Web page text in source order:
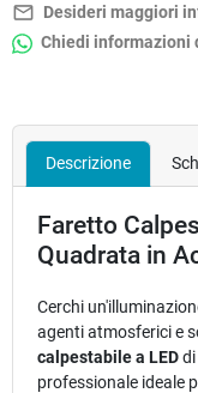
mail_outline Desideri maggiori
Chiedi informazioni
Descrizione
Faretto
Quadrata in
Cerchi
agenti atmosferici e
calpestabile a LED
professionale ideale